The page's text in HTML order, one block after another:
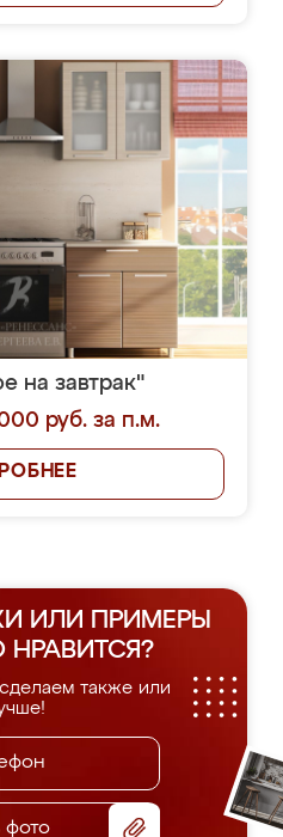
на завтрак"
руб. за п.м.
ИЛИ ПРИМЕРЫ
НРАВИТСЯ?
также или
фото